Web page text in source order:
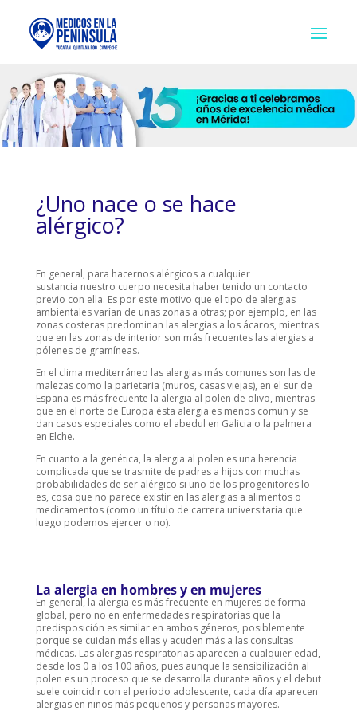
¿Uno nace o se hace
alérgico?
En general, para hacernos alérgicos a cualquier
sustancia nuestro cuerpo necesita haber tenido un contacto
previo con ella. Es por este motivo que el tipo de alergias
ambientales varían de unas zonas a otras; por ejemplo, en las
zonas costeras predominan las alergias a los ácaros, mientras
que en las zonas de interior son más frecuentes las alergias a
pólenes de gramíneas.
En el clima mediterráneo las alergias más comunes son las de
malezas como la parietaria (muros, casas viejas), en el sur de
España es más frecuente la alergia al polen de olivo, mientras
que en el norte de Europa ésta alergia es menos común y se
dan casos especiales como el abedul en Galicia o la palmera
en Elche.
En cuanto a la genética, la alergia al polen es una herencia
complicada que se trasmite de padres a hijos con muchas
probabilidades de ser alérgico si uno de los progenitores lo
es, cosa que no parece existir en las alergias a alimentos o
medicamentos (como un título de carrera universitaria que
luego podemos ejercer o no).
La alergia en hombres y en mujeres
En general, la alergia es más frecuente en mujeres de forma
global, pero no en enfermedades respiratorias que la
predisposición es similar en ambos géneros, posiblemente
porque se cuidan más ellas y acuden más a las consultas
médicas. Las alergias respiratorias aparecen a cualquier edad,
desde los 0 a los 100 años, pues aunque la sensibilización al
polen es un proceso que se desarrolla durante años y el debut
suele coincidir con el período adolescente, cada día aparecen
alergias en niños más pequeños y personas mayores.